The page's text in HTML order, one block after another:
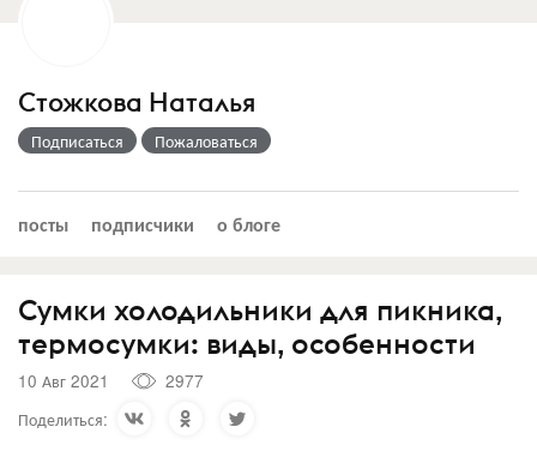
Стожкова Наталья
Подписаться Пожаловаться
посты подписчики о блоге
Сумки холодильники для пикника,
термосумки: виды, особенности
10 Авг 2021
2977
Поделиться: